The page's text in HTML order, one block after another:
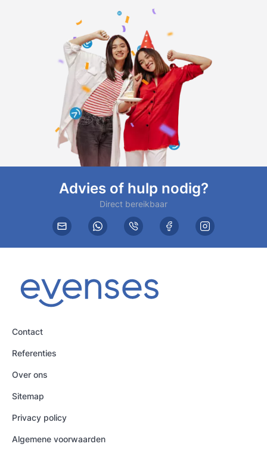
Advies of hulp nodig?
Direct bereikbaar
Contact
Referenties
Over ons
Sitemap
Privacy policy
Algemene voorwaarden